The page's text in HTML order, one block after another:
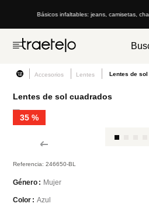
Básicos infaltables: jeans, camisetas,
Accesorios Lentes Lentes de
Lentes de sol cuadrados
35 %
Referencia:246650-BL
Género Mujer
Color Azul